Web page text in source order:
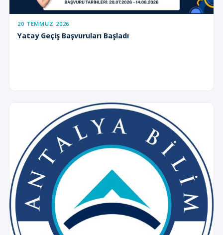
20 TEMMUZ 2026
Yatay Geçiş Başvuruları Başladı